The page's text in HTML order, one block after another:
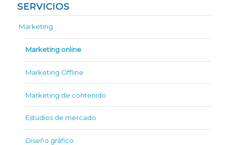
SERVICIOS
Marketing
Marketing online
Marketing Offline
Marketing de contenido
Estudios de mercado
Diseño gráfico